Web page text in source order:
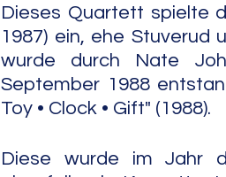
Dieses Quartett spielte
1987) ein, ehe Stuverud
wurde durch Nate
September 1988
Toy • Clock • Gift" (1988).
Diese wurde im Jahr